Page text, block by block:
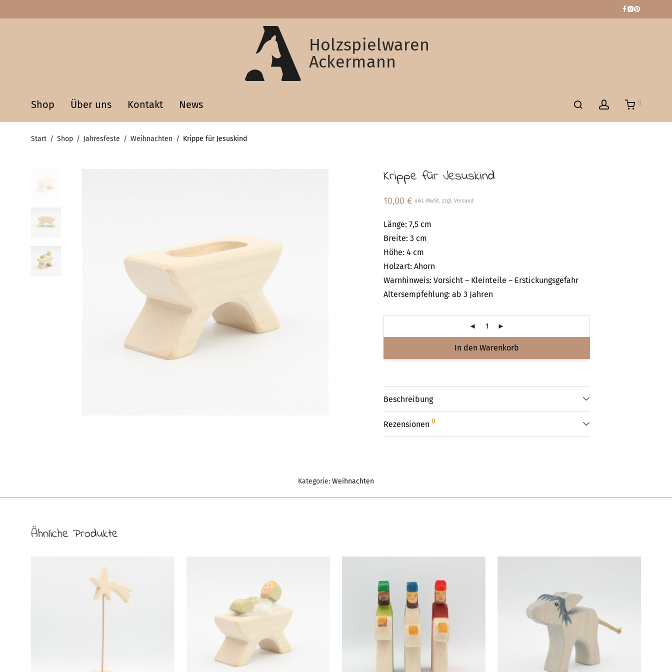
Holzspielwaren
Ackermann
Shop Über uns Kontakt News 0
Start / Shop / Jahresfeste / Weihnachten / Krippe für Jesuskind
Krippe für Jesuskind
10,00 € inkl. MwSt. zzgl. Versand
Länge: 7,5 cm
Breite: 3 cm
Höhe: 4 cm
Holzart: Ahorn
Warnhinweis: Vorsicht – Kleinteile – Erstickungsgefahr
Altersempfehlung: ab 3 Jahren
In den Warenkorb
Beschreibung
Rezensionen 0
Kategorie: Weihnachten
Ähnliche Produkte